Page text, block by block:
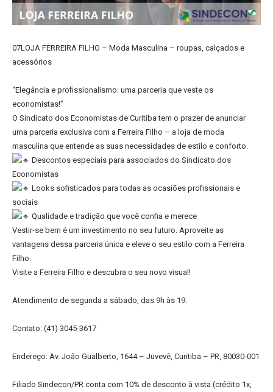
07LOJA FERREIRA FILHO – Moda Masculina – roupas, calçados e
acessórios
“Elegância e profissionalismo: uma parceria que veste os
economistas!”
O Sindicato dos Economistas de Curitiba tem o prazer de anunciar
uma parceria exclusiva com a Ferreira Filho – a loja de moda
masculina que entende as suas necessidades de estilo e conforto.
Descontos especiais para associados do Sindicato dos
Economistas
Looks sofisticados para todas as ocasiões profissionais e
sociais
Qualidade e tradição que você confia e merece
Vestir-se bem é um investimento no seu futuro. Aproveite as
vantagens dessa parceria única e eleve o seu estilo com a Ferreira
Filho.
Visite a Ferreira Filho e descubra o seu novo visual!
Atendimento de segunda a sábado, das 9h às 19.
Contato: (41) 3045-3617
Endereço: Av. João Gualberto, 1644 – Juvevê, Curitiba – PR, 80030-001
Filiado Sindecon/PR conta com 10% de desconto à vista (crédito 1x,